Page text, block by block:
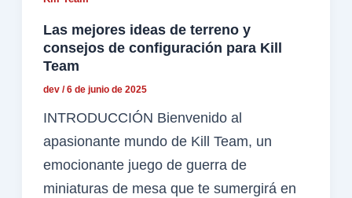
Las mejores ideas de terreno y
consejos de configuración para Kill
Team
dev/6 de junio de 2025
INTRODUCCIÓN Bienvenido al
apasionante mundo de Kill Team, un
emocionante juego de guerra de
miniaturas de mesa que te sumergirá en